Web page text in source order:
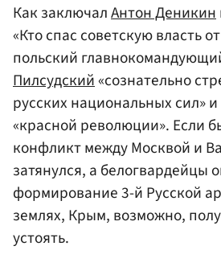
Как заключалАнтон Деникин
«Кто спас советскую власть
польский
Пилсудский«сознательно
русских национальных сил»
«красной революции». Если
конфликт между Москвой и
затянулся, а белогвардейцы
формирование 3-й Русской
землях, Крым, возможно,
устоять.